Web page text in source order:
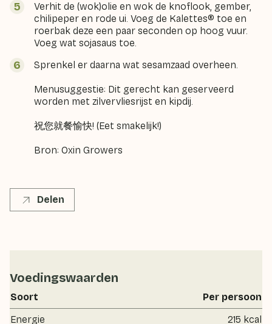
Verhit de (wok)olie en wok de knoflook, gember,
chilipeper en rode ui. Voeg de Kalettes® toe en
roerbak deze een paar seconden op hoog vuur.
Voeg wat sojasaus toe.
Sprenkel er daarna wat sesamzaad overheen.
Menusuggestie: Dit gerecht kan geserveerd
worden met zilvervliesrijst en kipdij.
祝您就餐愉快! (Eet smakelijk!)
Bron: Oxin Growers
Delen
Voedingswaarden
Soort
Per persoon
Energie
215 kcal